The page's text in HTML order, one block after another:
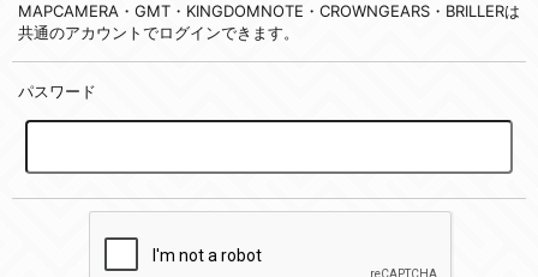
MAPCAMERA・GMT・KINGDOMNOTE・CROWNGEARS・BRILLERは
共通のアカウントでログインできます。
パスワード